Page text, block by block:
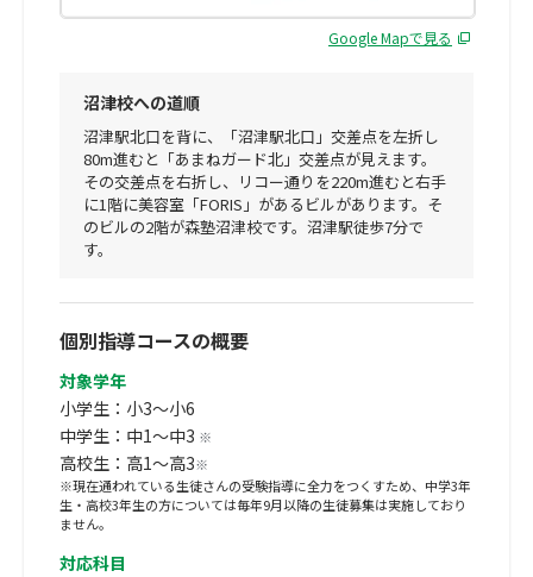
個別指導コースの概要
対象学年
小学生：小3～小6
中学生：中1～中3 ※
高校生：高1～高3※
※現在通われている生徒さんの受験指導に全力をつくすため、中学3年
生・高校3年生の方については毎年9月以降の生徒募集は実施しており
ません。
対応科目
Google Mapで見る
沼津校への道順
沼津駅北口を背に、「沼津駅北口」交差点を左折し
80m進むと「あまねガード北」交差点が見えます。
その交差点を右折し、リコー通りを220m進むと右手
に1階に美容室「FORIS」があるビルがあります。そ
のビルの2階が森塾沼津校です。沼津駅徒歩7分で
す。